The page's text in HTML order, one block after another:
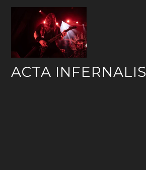
Skip
content
ACTA INFERNALIS